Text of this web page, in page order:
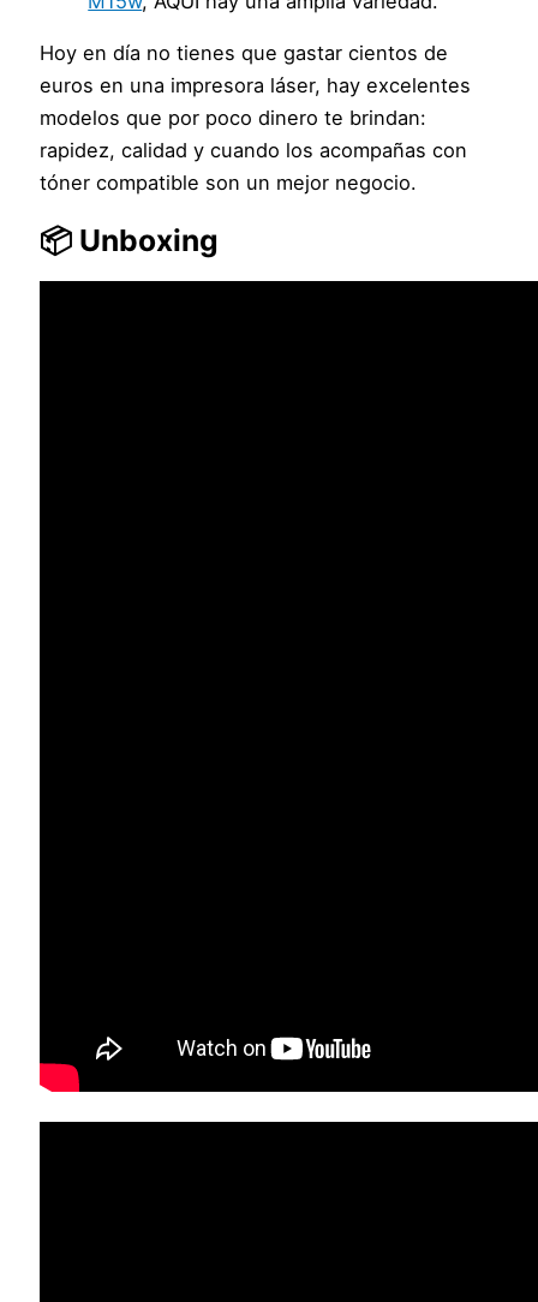
Hoy en día no tienes que gastar cientos de
euros en una impresora láser, hay excelentes
modelos que por poco dinero te brindan:
rapidez, calidad y cuando los acompañas con
tóner compatible son un mejor negocio.
📦 Unboxing